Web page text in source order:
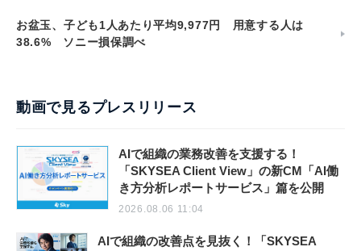
お盆玉、子ども1人あたり平均9,977円 用意する人は
38.6% ソニー損保調べ
動画で見るプレスリリース
AIで組織の業務改善を支援する！
「SKYSEA Client View」の新CM「AI働
き方分析レポートサービス」篇を公開
2026.08.06 11:04
AIで組織の改善点を見抜く！「SKYSEA